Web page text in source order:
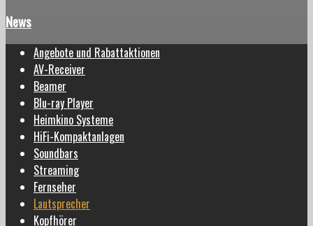
News
Angebote und Rabattaktionen
AV-Receiver
Beamer
Blu-ray Player
Heimkino Systeme
HiFi-Kompaktanlagen
Soundbars
Streaming
Fernseher
Lautsprecher
Kopfhörer